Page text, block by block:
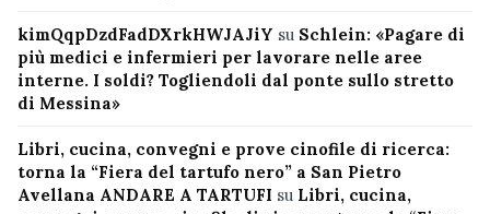
kimQqpDzdFadDXrkHWJAJiY su Schlein: «Pagare di
più medici e infermieri per lavorare nelle aree
interne. I soldi? Togliendoli dal ponte sullo stretto
di Messina»
Libri, cucina, convegni e prove cinofile di ricerca:
torna la “Fiera del tartufo nero” a San Pietro
Avellana ANDARE A TARTUFI su Libri, cucina,